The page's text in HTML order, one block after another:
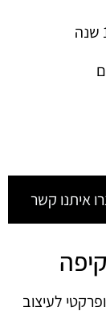
איתנו קשר
לעיצוב